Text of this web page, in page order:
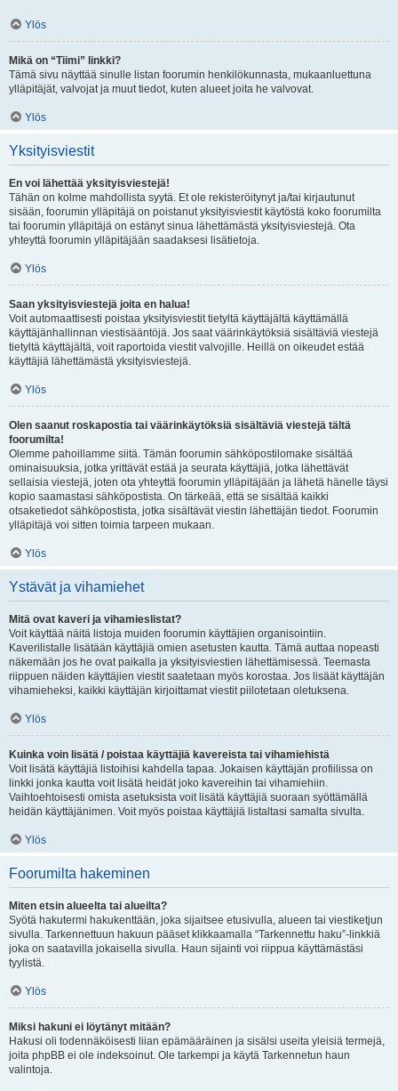
Ylös
Mikä on “Tiimi” linkki?
Tämä sivu näyttää sinulle listan foorumin henkilökunnasta, mukaanluettuna
ylläpitäjät, valvojat ja muut tiedot, kuten alueet joita he valvovat.
Ylös
Yksityisviestit
En voi lähettää yksityisviestejä!
Tähän on kolme mahdollista syytä. Et ole rekisteröitynyt ja/tai kirjautunut
sisään, foorumin ylläpitäjä on poistanut yksityisviestit käytöstä koko foorumilta
tai foorumin ylläpitäjä on estänyt sinua lähettämästä yksityisviestejä. Ota
yhteyttä foorumin ylläpitäjään saadaksesi lisätietoja.
Ylös
Saan yksityisviestejä joita en halua!
Voit automaattisesti poistaa yksityisviestit tietyltä käyttäjältä käyttämällä
käyttäjänhallinnan viestisääntöjä. Jos saat väärinkäytöksiä sisältäviä viestejä
tietyltä käyttäjältä, voit raportoida viestit valvojille. Heillä on oikeudet estää
käyttäjiä lähettämästä yksityisviestejä.
Ylös
Olen saanut roskapostia tai väärinkäytöksiä sisältäviä viestejä tältä
foorumilta!
Olemme pahoillamme siitä. Tämän foorumin sähköpostilomake sisältää
ominaisuuksia, jotka yrittävät estää ja seurata käyttäjiä, jotka lähettävät
sellaisia viestejä, joten ota yhteyttä foorumin ylläpitäjään ja lähetä hänelle täysi
kopio saamastasi sähköpostista. On tärkeää, että se sisältää kaikki
otsaketiedot sähköpostista, jotka sisältävät viestin lähettäjän tiedot. Foorumin
ylläpitäjä voi sitten toimia tarpeen mukaan.
Ylös
Ystävät ja vihamiehet
Mitä ovat kaveri ja vihamieslistat?
Voit käyttää näitä listoja muiden foorumin käyttäjien organisointiin.
Kaverilistalle lisätään käyttäjiä omien asetusten kautta. Tämä auttaa nopeasti
näkemään jos he ovat paikalla ja yksityisviestien lähettämisessä. Teemasta
riippuen näiden käyttäjien viestit saatetaan myös korostaa. Jos lisäät käyttäjän
vihamieheksi, kaikki käyttäjän kirjoittamat viestit piilotetaan oletuksena.
Ylös
Kuinka voin lisätä / poistaa käyttäjiä kavereista tai vihamiehistä
Voit lisätä käyttäjiä listoihisi kahdella tapaa. Jokaisen käyttäjän profiilissa on
linkki jonka kautta voit lisätä heidät joko kavereihin tai vihamiehiin.
Vaihtoehtoisesti omista asetuksista voit lisätä käyttäjiä suoraan syöttämällä
heidän käyttäjänimen. Voit myös poistaa käyttäjiä listaltasi samalta sivulta.
Ylös
Foorumilta hakeminen
Miten etsin alueelta tai alueilta?
Syötä hakutermi hakukenttään, joka sijaitsee etusivulla, alueen tai viestiketjun
sivulla. Tarkennettuun hakuun pääset klikkaamalla “Tarkennettu haku”-linkkiä
joka on saatavilla jokaisella sivulla. Haun sijainti voi riippua käyttämästäsi
tyylistä.
Ylös
Miksi hakuni ei löytänyt mitään?
Hakusi oli todennäköisesti liian epämääräinen ja sisälsi useita yleisiä termejä,
joita phpBB ei ole indeksoinut. Ole tarkempi ja käytä Tarkennetun haun
valintoja.